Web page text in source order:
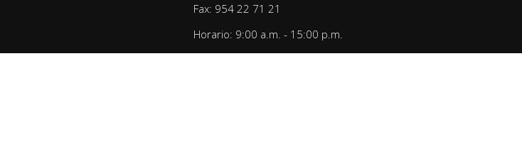
Fax: 954 22 71 21
Horario: 9:00 a.m. - 15:00 p.m.